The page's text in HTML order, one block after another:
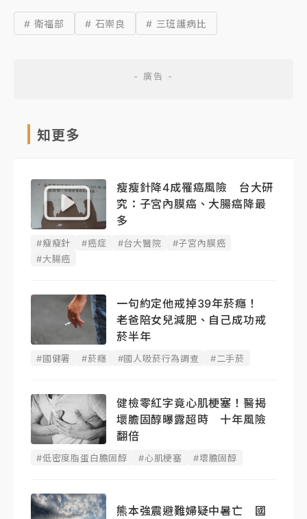
# 衛福部 # 石崇良 # 三班護病比
知更多
瘦瘦針降4成罹癌風險 台大研
究：子宮內膜癌、大腸癌降最
多
#瘦瘦針 #癌症 #台大醫院
#子宮內膜癌
#大腸癌
一句約定他戒掉39年菸癮！
老爸陪女兒減肥、自己成功戒
菸半年
#國健署 #菸癮 #國人吸菸行為調查 #二手菸
健檢零紅字竟心肌梗塞！醫揭
壞膽固醇曝露超時 十年風險
翻倍
#低密度脂蛋白膽固醇 #心肌梗塞 #壞膽固醇
熊本強震避難婦疑中暑亡 國